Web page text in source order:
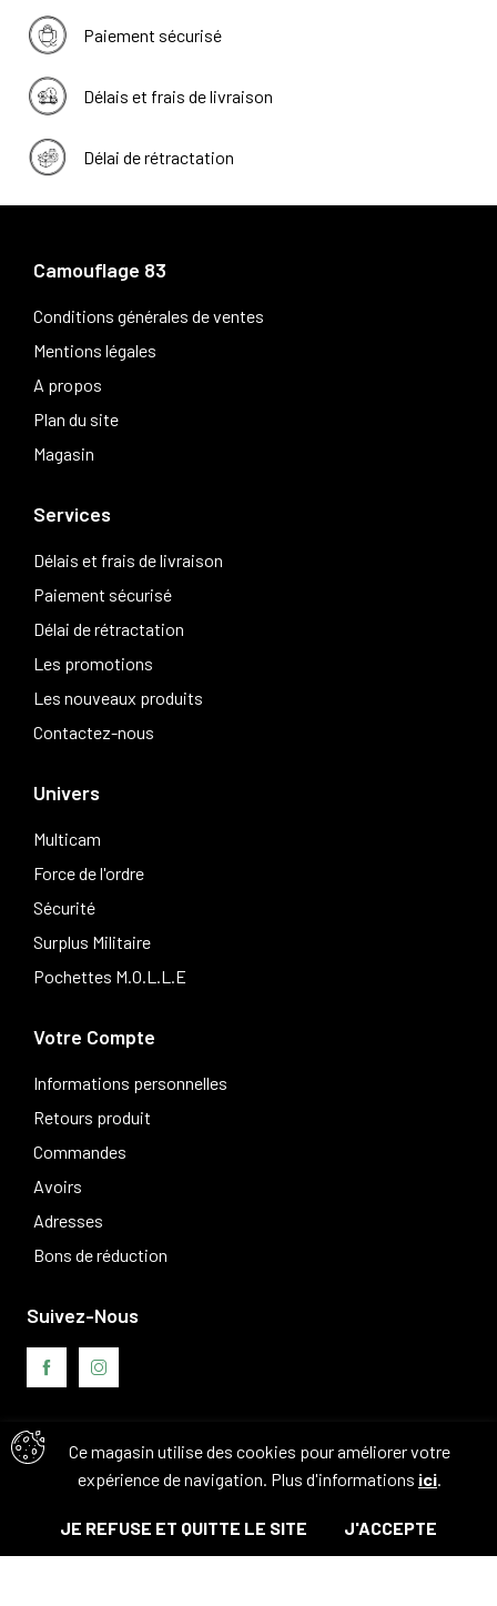
Paiement sécurisé
Délais et frais de livraison
Délai de rétractation
Camouflage 83
Conditions générales de ventes
Mentions légales
A propos
Plan du site
Magasin
Services
Délais et frais de livraison
Paiement sécurisé
Délai de rétractation
Les promotions
Les nouveaux produits
Contactez-nous
Univers
Multicam
Force de l'ordre
Sécurité
Surplus Militaire
Pochettes M.O.L.L.E
Votre Compte
Informations personnelles
Retours produit
Commandes
Avoirs
Adresses
Bons de réduction
Ce magasin utilise des cookies pour améliorer votre
expérience de navigation. Plus d'informations ici.
JE REFUSE ET QUITTE LE SITE J'ACCEPTE
Suivez-Nous
Avis clients